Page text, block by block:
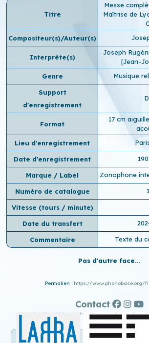
Titre
Messe
Maîtrise de
Compositeur(s)/Auteur(s)
Interprète(s)
Joseph
[Jean-
Genre
Musique
Support
d'enregistrement
Format
17 cm
Lieu d'enregistrement
Date d'enregistrement
Marque / Label Zonophone
Numéro de catalogue
Vitesse (tours / minute)
Date du transfert
Commentaire Texte du
Pas d'autre face...
Permalien : https://www.phonobase.org/
Ancien affichage : http://
Contact